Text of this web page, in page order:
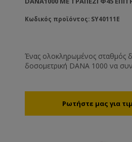
Κωδικός προϊόντος: SY40111E
Ένας ολοκληρωμένος σταθμός
δοσομετρική DANA 1000 να
γέμισης. Τότε το φωτοκύτταρο
και ξεκινάει να το γεμίζει.